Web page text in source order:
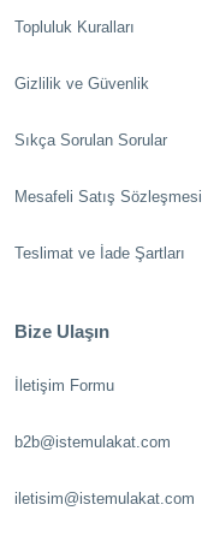
Topluluk Kuralları
Gizlilik ve Güvenlik
Sıkça Sorulan Sorular
Mesafeli Satış Sözleşmesi
Teslimat ve İade Şartları
Bize Ulaşın
İletişim Formu
b2b@istemulakat.com
iletisim@istemulakat.com